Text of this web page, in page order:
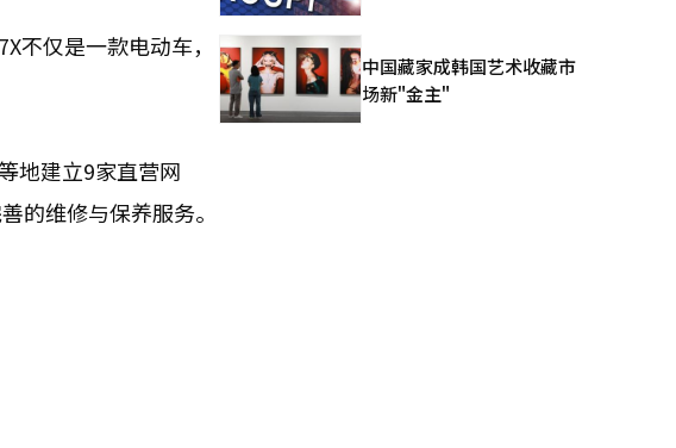
不仅是一款电动车，
地建立9家直营网
的维修与保养服务。
中国藏家成韩国艺术收藏市
场新"金主"